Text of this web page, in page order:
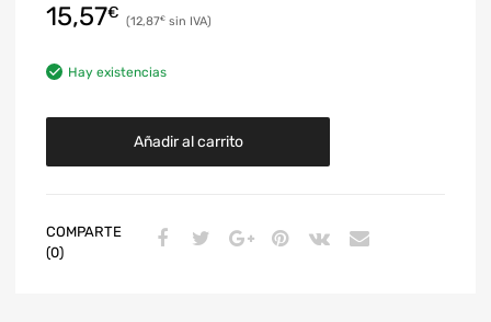
15,57€ 12,87€
Hay existencias
Añadir al carrito
COMPARTE
(0)